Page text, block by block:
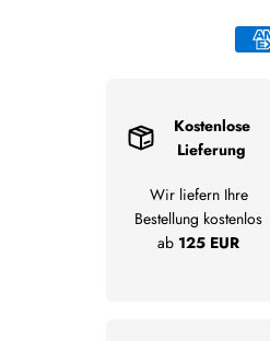
Kostenlose
Lieferung
Wir liefern Ihre
Bestellung kostenlos
ab 125 EUR